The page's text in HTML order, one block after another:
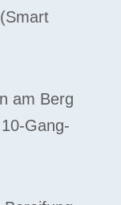
am Berg
Gang-